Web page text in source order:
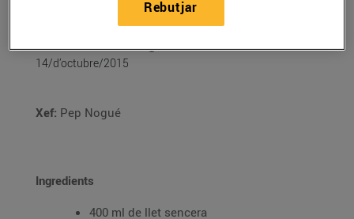
Créme brulée de llet
d’ovella ripollesa
14/d’octubre/2015
Xef: Pep Nogué
Ingredients
400 ml de llet sencera
Rebutjar